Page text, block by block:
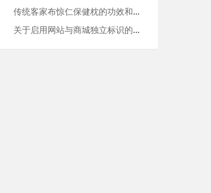
传统客家布惊仁保健枕的功效和特点
关于启用网站与商城独立标识的通知